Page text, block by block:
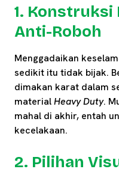
1. Konstruksi
Anti-Roboh
Menggadaikan
sedikit itu tidak bijak.
dimakan karat dalam
materialHeavy Duty.
mahal di akhir, entah
kecelakaan.
2. Pilihan